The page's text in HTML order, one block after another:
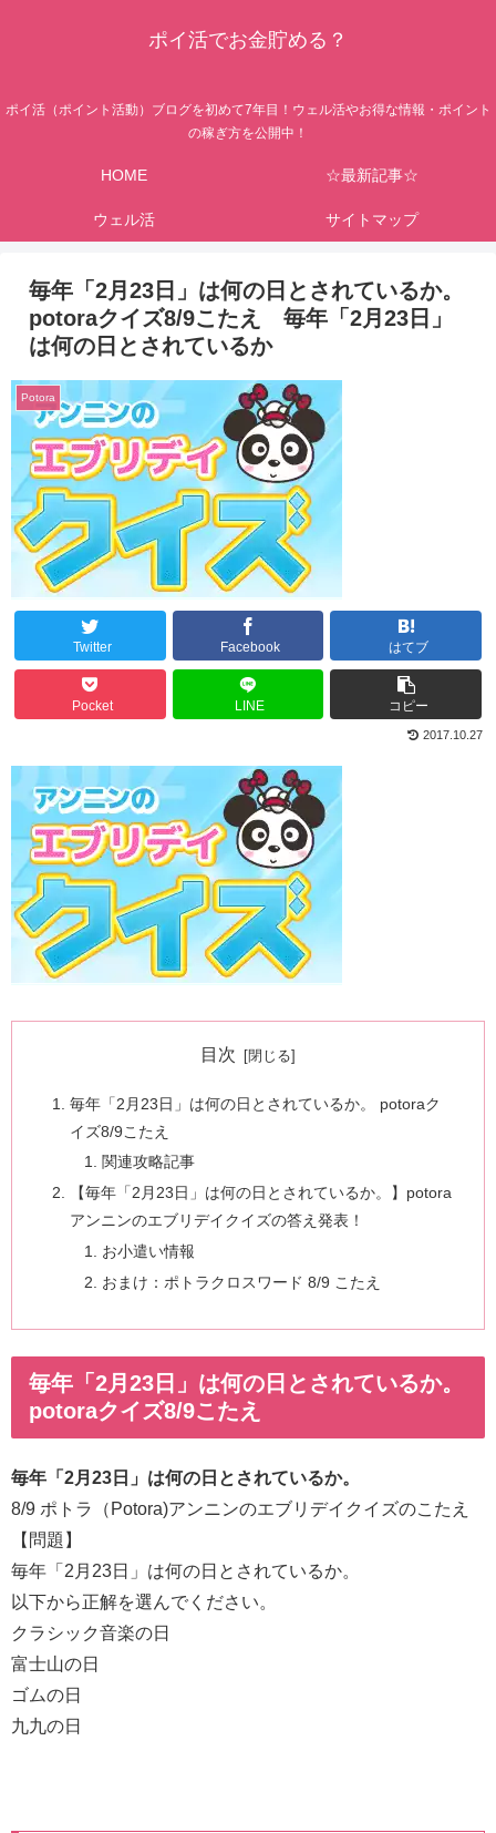
ポイ活でお金貯める？
ポイ活（ポイント活動）ブログを初めて7年目！ウェル活やお得な情報・ポイント
の稼ぎ方を公開中！
HOME ☆最新記事☆
ウェル活 サイトマップ
毎年「2月23日」は何の日とされているか。
potoraクイズ8/9こたえ 毎年「2月23日」
は何の日とされているか
Potora
Twitter Facebook はてブ
Pocket LINE コピー
2017.10.27
目次
毎年「2月23日」は何の日とされているか。 potoraク
イズ8/9こたえ
関連攻略記事
【毎年「2月23日」は何の日とされているか。】potora
アンニンのエブリデイクイズの答え発表！
お小遣い情報
おまけ：ポトラクロスワード 8/9 こたえ
毎年「2月23日」は何の日とされているか。
potoraクイズ8/9こたえ
毎年「2月23日」は何の日とされているか。
8/9 ポトラ（Potora)アンニンのエブリデイクイズのこたえ
【問題】
毎年「2月23日」は何の日とされているか。
以下から正解を選んでください。
クラシック音楽の日
富士山の日
ゴムの日
九九の日